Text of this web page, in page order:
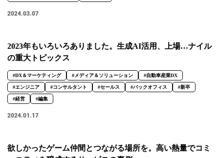
2024.03.07
2023年もいろいろありました。生成AI活用、上場…ナイル
の重大トピックス
#DX＆マーケティング #メディア＆ソリューション #自動車産業DX
#エンジニア #コンサルタント #セールス #バックオフィス #新卒
#経営 #編集
2024.01.17
欲しかったゲーム仲間とつながる場所を。高い熱量でコミ